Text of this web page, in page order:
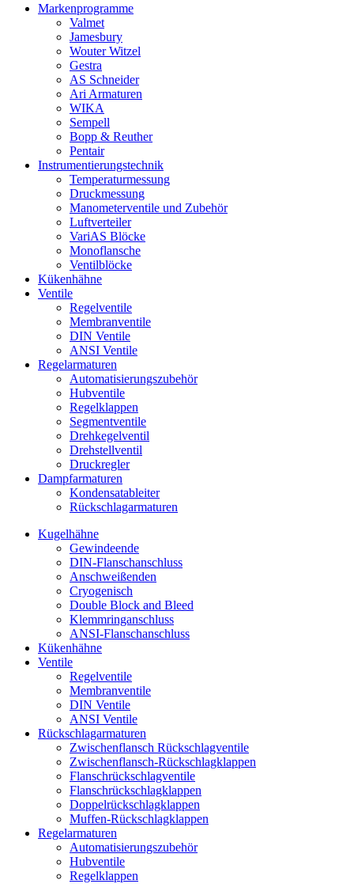
Markenprogramme
Valmet
Jamesbury
Wouter Witzel
Gestra
AS Schneider
Ari Armaturen
WIKA
Sempell
Bopp & Reuther
Pentair
Instrumentierungs­technik
Temperaturmessung
Druckmessung
Manometerventile und Zubehör
Luftverteiler
VariAS Blöcke
Monoflansche
Ventilblöcke
Kükenhähne
Ventile
Regelventile
Membranventile
DIN Ventile
ANSI Ventile
Regelarmaturen
Automatisierungszubehör
Hubventile
Regelklappen
Segmentventile
Drehkegelventil
Drehstellventil
Druckregler
Dampfarmaturen
Kondensatableiter
Rückschlagarmaturen
Kugelhähne
Gewindeende
DIN-Flanschanschluss
Anschweißenden
Cryogenisch
Double Block and Bleed
Klemmringanschluss
ANSI-Flanschanschluss
Kükenhähne
Ventile
Regelventile
Membranventile
DIN Ventile
ANSI Ventile
Rückschlag­armaturen
Zwischenflansch Rückschlagventile
Zwischenflansch-Rückschlagklappen
Flanschrückschlagventile
Flanschrückschlagklappen
Doppelrückschlagklappen
Muffen-Rückschlagklappen
Regelarmaturen
Automatisierungszubehör
Hubventile
Regelklappen